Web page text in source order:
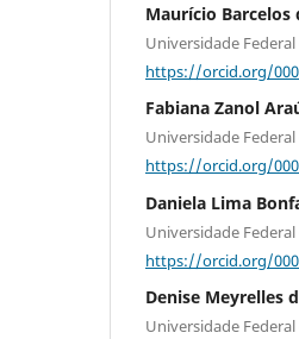
Maurício Barcelos
Universidade
https://orcid.org/
Fabiana Zanol
Universidade
https://orcid.org/
Daniela Lima
Universidade
https://orcid.org/
Denise Meyrelles
Universidade